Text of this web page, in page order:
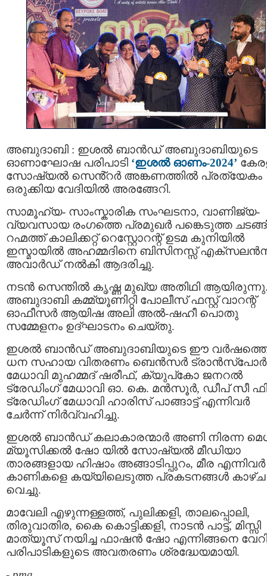
അബുദാബി : ഇശൽ ബാൻഡ് അബുദാബിയുടെ
ഓണാഘോഷ പരിപാടി ‘ഇശൽ ഓണം-2024’
സോഷ്യൽ സെൻ്റർ അങ്കണത്തിൽ പ്രത്യേകം
ഒരുക്കിയ വേദിയിൽ അരങ്ങേറി.
സാമൂഹ്യ- സാംസ്കാരിക സംഘടനാ, വാണിജ്യ-
വ്യവസായ രംഗത്തെ പ്രമുഖർ പങ്കെടുത്ത
റഹ്മത്ത് കാലിക്കറ്റ്‌ റെസ്റ്റോറന്റ് ഉടമ കുനിയിൽ
ഇസ്മായിൽ അഹമ്മദിനെ ബിസിനസ്സ്
അവാർഡ് നൽകി ആദരിച്ചു.
നടൻ സെന്തിൽ കൃഷ്ണ മുഖ്യ അതിഥി
അബുദാബി കമ്മ്യൂണിറ്റി പോലീസ് ഫസ്റ്റ് വാറന്റ്
ഓഫീസർ ആയിഷ അലി അൽ-ഷഹീ പൊതു
സമ്മേളനം ഉദ്ഘാടനം ചെയ്തു.
ഇശൽ ബാൻഡ് അബുദാബിയുടെ ഈ
ധന സഹായ വിതരണം ബെൻസർ
മേധാവി മുഹമ്മദ്‌ ഷരീഫ്, ക്യുപ്കോ ജനറൽ
ട്രേഡിംഗ് മേധാവി ഓ. കെ. മൻസൂർ, ഡീപ് സീ
ട്രേഡിംഗ് മേധാവി ഹാരിസ് പാങ്ങാട്ട് എന്നിവർ
ചേർന്ന് നിർവ്വഹിച്ചു.
ഇശൽ ബാൻഡ് കലാകാരന്മാർ അണി നിരന്ന
മ്യൂസിക്കൽ ഷോ യിൽ സോഷ്യൽ മീഡിയാ
താരങ്ങളായ ഹിഷാം അങ്ങാടിപ്പുറം, മീര എന്നിവർ
കാണികളെ കയ്യിലെടുത്ത പ്രകടനങ്ങൾ കാഴ്ച
വെച്ചു.
മാവേലി എഴുന്നള്ളത്ത്, പുലിക്കളി, താലപ്പൊലി,
തിരുവാതിര, കൈ കൊട്ടിക്കളി, നാടൻ പാട്ട്, മിസ്സി
മാത്യൂസ് നയിച്ച ഫാഷൻ ഷോ എന്നിങ്ങനെ
പരിപാടികളുടെ അവതരണം ശ്രദ്ധേയമായി.